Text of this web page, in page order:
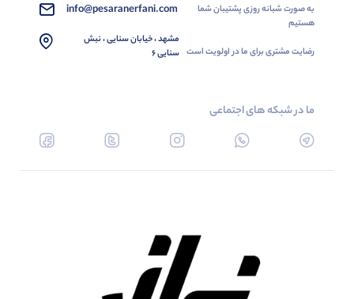
به صورت شبانه روزی پشتیبان شما
هستیم
رضایت مشتری برای ما در اولویت است
info@pesaranerfani.com
مشهد ، خیابان سنایی ، نبش
سنایی 6
ما در شبکه های اجتماعی